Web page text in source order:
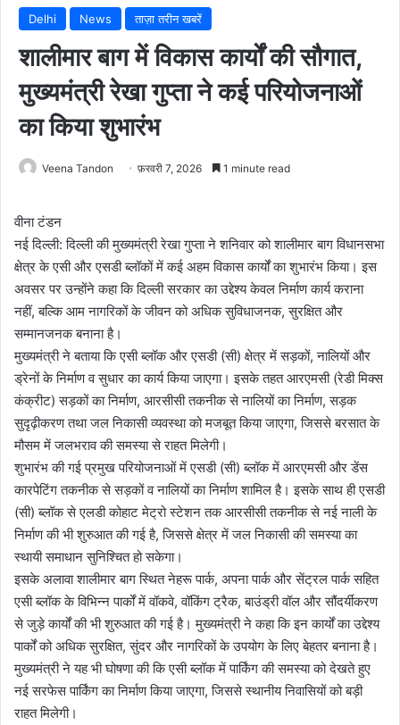
Delhi News ताज़ा तरीन खबरें
शालीमार बाग में विकास कार्यों की सौगात,
मुख्यमंत्री रेखा गुप्ता ने कई परियोजनाओं
का किया शुभारंभ
Veena Tandon फ़रवरी 7, 2026 1 minute read
वीना टंडन
नई दिल्ली: दिल्ली की मुख्यमंत्री रेखा गुप्ता ने शनिवार को शालीमार बाग विधानसभा
क्षेत्र के एसी और एसडी ब्लॉकों में कई अहम विकास कार्यों का शुभारंभ किया। इस
अवसर पर उन्होंने कहा कि दिल्ली सरकार का उद्देश्य केवल निर्माण कार्य कराना
नहीं, बल्कि आम नागरिकों के जीवन को अधिक सुविधाजनक, सुरक्षित और
सम्मानजनक बनाना है।
मुख्यमंत्री ने बताया कि एसी ब्लॉक और एसडी (सी) क्षेत्र में सड़कों, नालियों और
ड्रेनों के निर्माण व सुधार का कार्य किया जाएगा। इसके तहत आरएमसी (रेडी मिक्स
कंक्रीट) सड़कों का निर्माण, आरसीसी तकनीक से नालियों का निर्माण, सड़क
सुदृढ़ीकरण तथा जल निकासी व्यवस्था को मजबूत किया जाएगा, जिससे बरसात के
मौसम में जलभराव की समस्या से राहत मिलेगी।
शुभारंभ की गई प्रमुख परियोजनाओं में एसडी (सी) ब्लॉक में आरएमसी और डेंस
कारपेटिंग तकनीक से सड़कों व नालियों का निर्माण शामिल है। इसके साथ ही एसडी
(सी) ब्लॉक से एलडी कोहाट मेट्रो स्टेशन तक आरसीसी तकनीक से नई नाली के
निर्माण की भी शुरुआत की गई है, जिससे क्षेत्र में जल निकासी की समस्या का
स्थायी समाधान सुनिश्चित हो सकेगा।
इसके अलावा शालीमार बाग स्थित नेहरू पार्क, अपना पार्क और सेंट्रल पार्क सहित
एसी ब्लॉक के विभिन्न पार्कों में वॉकवे, वॉकिंग ट्रैक, बाउंड्री वॉल और सौंदर्यीकरण
से जुड़े कार्यों की भी शुरुआत की गई है। मुख्यमंत्री ने कहा कि इन कार्यों का उद्देश्य
पार्कों को अधिक सुरक्षित, सुंदर और नागरिकों के उपयोग के लिए बेहतर बनाना है।
मुख्यमंत्री ने यह भी घोषणा की कि एसी ब्लॉक में पार्किंग की समस्या को देखते हुए
नई सरफेस पार्किंग का निर्माण किया जाएगा, जिससे स्थानीय निवासियों को बड़ी
राहत मिलेगी।